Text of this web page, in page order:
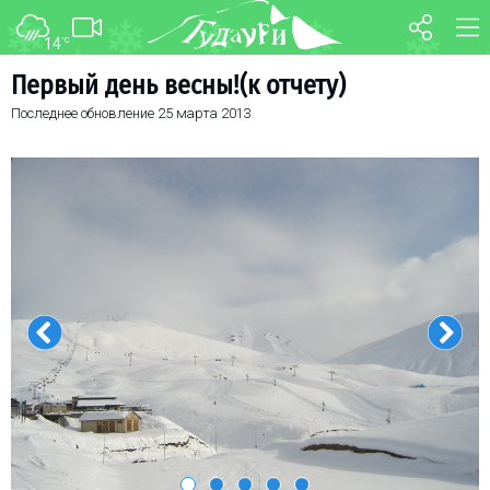
14°C
Первый день весны!(к отчету)
Последнее обновление 25 марта 2013
ФОРУМ КАРТА
ТРАНСФЕР
О курорте
Схема трасс
Дети в Гудаури
Развлечения
Календарь событий
Телеграм-канал
Гудаури
INFO